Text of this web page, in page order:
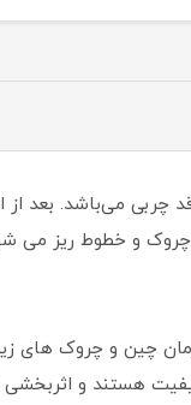
می‌باشد. بعد از
و خطوط ریز می
چین و چروک های
هستند و اثربخشی